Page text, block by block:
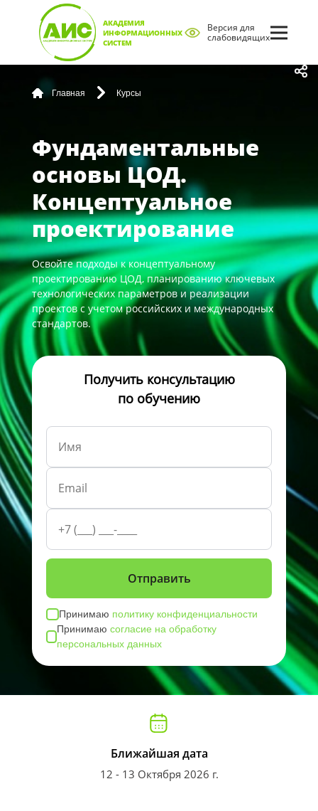
АКАДЕМИЯ
ИНФОРМАЦИОННЫХ
СИСТЕМ
Версия для
слабовидящих
Главная Курсы
Фундаментальные
основы ЦОД.
Концептуальное
проектирование
Освойте подходы к концептуальному
проектированию ЦОД, планированию ключевых
технологических параметров и реализации
проектов с учетом российских и международных
стандартов.
Получить консультацию
по обучению
Принимаю политику конфиденциальности
Принимаюсогласие на обработку
персональных данных
Ближайшая дата
12 - 13 Октября 2026 г.